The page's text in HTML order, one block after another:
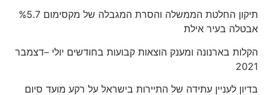
תיקון החלטת הממשלה והסרת המגבלה של מקסימום %5.7
אבטלה בעיר אילת
הקלות בארנונה ומענק הוצאות קבועות בחודשים יולי –דצמבר
2021
בדיון לעניין עתידה של התיירות בישראל על רקע מועד סיום